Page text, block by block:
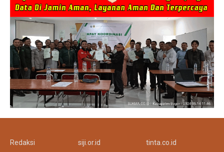
Redaksi
siji.or.id
tinta.co.id